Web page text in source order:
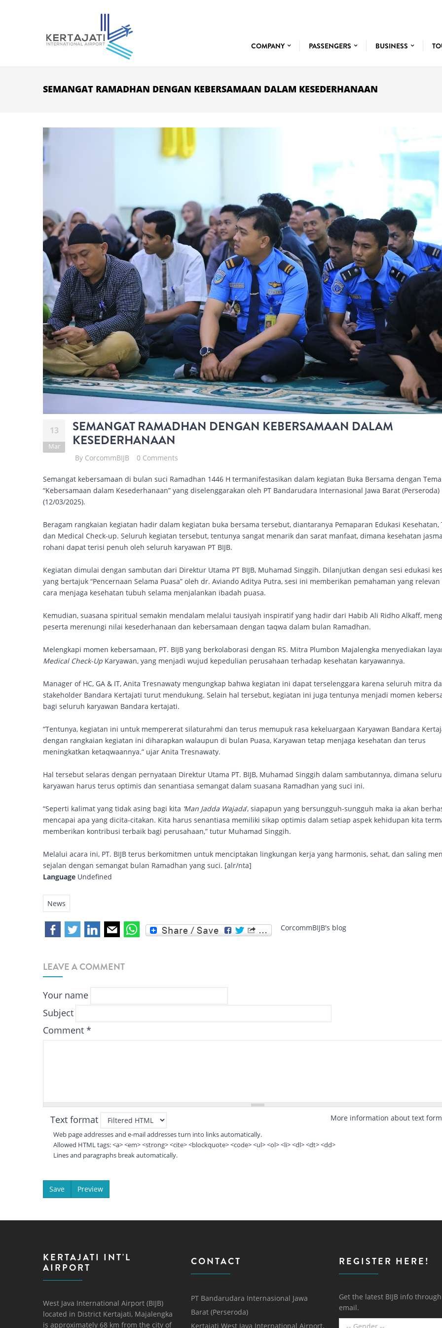
COMPANY PASSENGERS BUSINESS
SEMANGAT RAMADHAN DENGAN KEBERSAMAAN DALAM KESEDERHANAAN
13
Mar
SEMANGAT RAMADHAN DENGAN KEBERSAMAAN DALAM
KESEDERHANAAN
By CorcommBIJB 0 Comments
Semangat kebersamaan di bulan suci Ramadhan 1446 H termanifestasikan dalam kegiatan Buka Bersama dengan Tema
“Kebersamaan dalam Kesederhanaan” yang diselenggarakan oleh PT Bandarudara Internasional Jawa Barat (Perseroda)
(12/03/2025).
Beragam rangkaian kegiatan hadir dalam kegiatan buka bersama tersebut, diantaranya Pemaparan Edukasi Kesehatan,
dan Medical Check-up. Seluruh kegiatan tersebut, tentunya sangat menarik dan sarat manfaat, dimana kesehatan
rohani dapat terisi penuh oleh seluruh karyawan PT BIJB.
Kegiatan dimulai dengan sambutan dari Direktur Utama PT BIJB, Muhamad Singgih. Dilanjutkan dengan sesi edukasi
yang bertajuk “Pencernaan Selama Puasa” oleh dr. Aviando Aditya Putra, sesi ini memberikan pemahaman yang
cara menjaga kesehatan tubuh selama menjalankan ibadah puasa.
Kemudian, suasana spiritual semakin mendalam melalui tausiyah inspiratif yang hadir dari Habib Ali Ridho Alkaff,
peserta merenungi nilai kesederhanaan dan kebersamaan dengan taqwa dalam bulan Ramadhan.
Melengkapi momen kebersamaan, PT. BIJB yang berkolaborasi dengan RS. Mitra Plumbon Majalengka menyediakan
Medical Check-Up Karyawan, yang menjadi wujud kepedulian perusahaan terhadap kesehatan karyawannya.
Manager of HC, GA & IT, Anita Tresnawaty mengungkap bahwa kegiatan ini dapat terselenggara karena seluruh mitra
stakeholder Bandara Kertajati turut mendukung. Selain hal tersebut, kegiatan ini juga tentunya menjadi momen
bagi seluruh karyawan Bandara kertajati.
“Tentunya, kegiatan ini untuk mempererat silaturahmi dan terus memupuk rasa kekeluargaan Karyawan Bandara
dengan rangkaian kegiatan ini diharapkan walaupun di bulan Puasa, Karyawan tetap menjaga kesehatan dan terus
meningkatkan ketaqwaannya.” ujar Anita Tresnawaty.
Hal tersebut selaras dengan pernyataan Direktur Utama PT. BIJB, Muhamad Singgih dalam sambutannya, dimana
karyawan harus terus optimis dan senantiasa semangat dalam suasana Ramadhan yang suci ini.
“Seperti kalimat yang tidak asing bagi kita ‘Man Jadda Wajada’, siapapun yang bersungguh-sungguh maka ia akan
mencapai apa yang dicita-citakan. Kita harus senantiasa memiliki sikap optimis dalam setiap aspek kehidupan kita
memberikan kontribusi terbaik bagi perusahaan,” tutur Muhamad Singgih.
Melalui acara ini, PT. BIJB terus berkomitmen untuk menciptakan lingkungan kerja yang harmonis, sehat, dan saling
sejalan dengan semangat bulan Ramadhan yang suci. [alr/nta]
Language Undefined
News
CorcommBIJB's blog
LEAVE A COMMENT
Your name
Subject
Comment *
More information about text
Text format
Web page addresses and e-mail addresses turn into links automatically.
Allowed HTML tags: <a> <em> <strong> <cite> <blockquote> <code> <ul> <ol> <li> <dl> <dt> <dd>
Lines and paragraphs break automatically.
KERTAJATI INT'L
AIRPORT
West Java International Airport (BIJB)
located in District Kertajati, Majalengka
is approximately 68 km from the city of
CONTACT
PT Bandarudara Internasional Jawa
Barat (Perseroda)
Kertajati West Java International Airport,
REGISTER HERE!
Get the latest BIJB info
email.